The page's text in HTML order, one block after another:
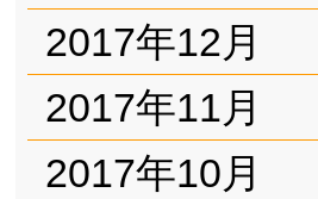
2017年12月
2017年11月
2017年10月